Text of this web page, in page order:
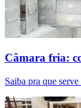
Câmara fria:
Saiba pra que